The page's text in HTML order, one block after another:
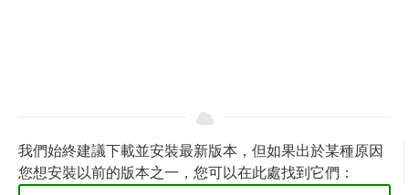
我們始終建議下載並安裝最新版本，但如果出於某種原因
您想安裝以前的版本之一，您可以在此處找到它們：